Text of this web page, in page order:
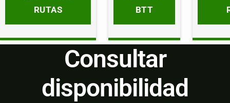
RUTAS
BTT
Consultar
disponibilidad